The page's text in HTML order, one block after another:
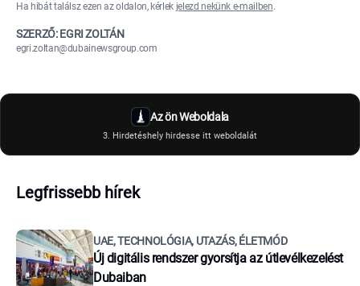
Ha hibát találsz ezen az oldalon, kérlek jelezd nekünk e-mailben.
SZERZŐ: EGRI ZOLTÁN
egri.zoltan@dubainewsgroup.com
Az ön Weboldala
3. Hirdetéshely hirdesse itt weboldalát
Legfrissebb hírek
UAE, TECHNOLÓGIA, UTAZÁS, ÉLETMÓD
Új digitális rendszer gyorsítja az útlevélkezelést
Dubaiban